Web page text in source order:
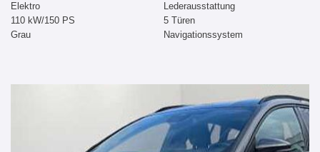
Elektro
110 kW/150 PS
Grau
Lederausstattung
5 Türen
Navigationssystem